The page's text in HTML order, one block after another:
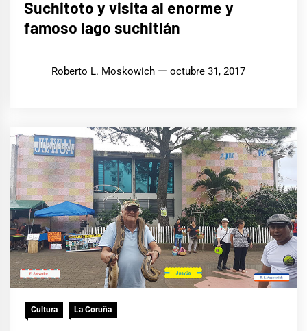
Suchitoto y visita al enorme y
famoso lago suchitlán
Roberto L. Moskowich octubre 31, 2017
Cultura La Coruña